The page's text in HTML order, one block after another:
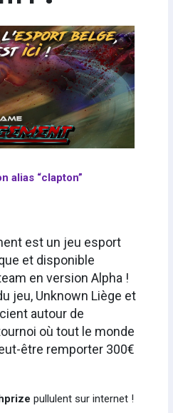
alias “clapton”
est un jeu esport
et disponible
en version Alpha !
jeu, Unknown Liège et
autour de
où tout le monde
être remporter 300€
pullulent sur internet !